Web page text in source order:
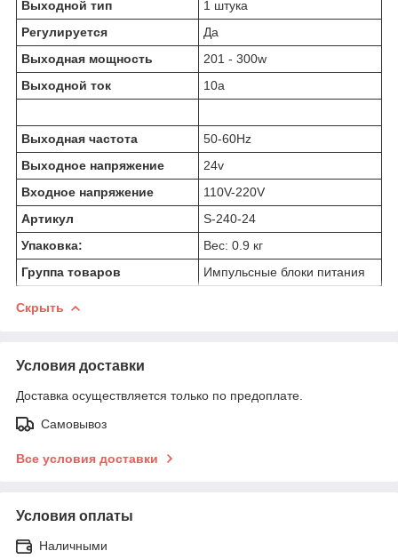
Выходной тип
1 штука
Регулируется
Да
Выходная мощность
201 - 300w
Выходной ток
10а
Выходная частота
50-60Hz
Выходное напряжение
24v
Входное напряжение
110V-220V
Артикул
S-240-24
Упаковка:
Вес: 0.9 кг
Группа товаров
Импульсные блоки питания
Скрыть
Условия доставки
Доставка осуществляется только по предоплате.
Самовывоз
Все условия доставки
Условия оплаты
Наличными